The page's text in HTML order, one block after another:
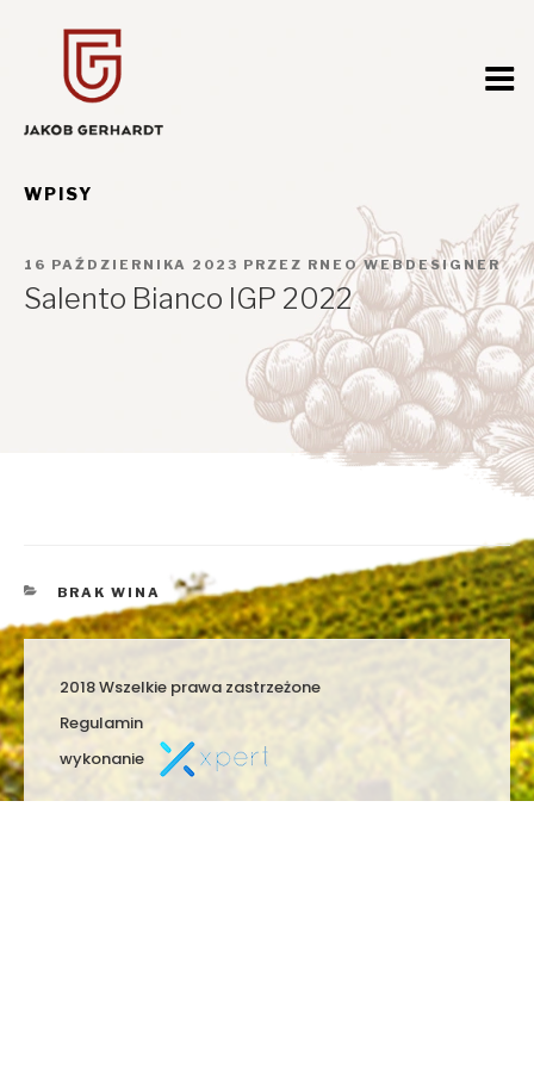
WPISY
OPUBLIKOWANE
W
16 PAŹDZIERNIKA 2023 PRZEZ RNEO WEBDESIGNER
Salento Bianco IGP 2022
KATEGORIE
BRAK WINA
2018 Wszelkie prawa zastrzeżone
Regulamin
wykonanie